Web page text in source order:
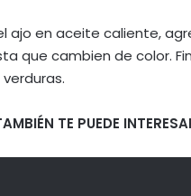
ajo en aceite caliente,
que cambien de color.
TE PUEDE